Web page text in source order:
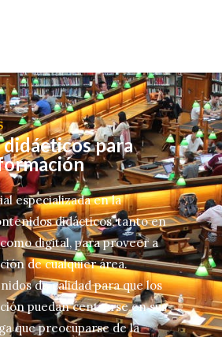
para
especializada en la
didácticos, tanto en
digital, para proveer a
de cualquier área.
de calidad para que los
puedan centrarse en sus
que preocuparse de la